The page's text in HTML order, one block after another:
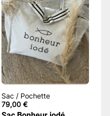
Sac / Pochette
79,00€